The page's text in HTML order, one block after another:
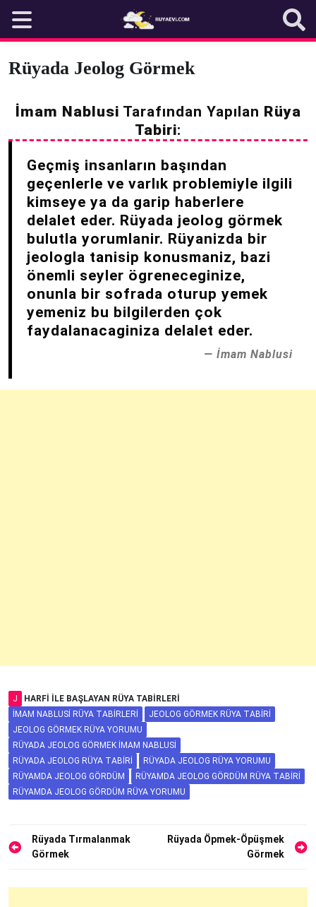
content
Rüyada Jeolog Görmek
İmam Nablusi Tarafından Yapılan Rüya
Tabiri:
Geçmiş insanların başından
geçenlerle ve varlık problemiyle ilgili
kimseye ya da garip haberlere
delalet eder. Rüyada jeolog görmek
bulutla yorumlanir. Rüyanizda bir
jeologla tanisip konusmaniz, bazi
önemli seyler ögreneceginize,
onunla bir sofrada oturup yemek
yemeniz bu bilgilerden çok
faydalanacaginiza delalet eder.
İmam Nablusi
J
HARFI ILE BAŞLAYAN RÜYA TABIRLERI
İMAM NABLUSI RÜYA TABIRLERI
JEOLOG GÖRMEK RÜYA TABIRI
JEOLOG GÖRMEK RÜYA YORUMU
RÜYADA JEOLOG GÖRMEK İMAM NABLUSI
RÜYADA JEOLOG RÜYA TABIRI
RÜYADA JEOLOG RÜYA YORUMU
RÜYAMDA JEOLOG GÖRDÜM
RÜYAMDA JEOLOG GÖRDÜM RÜYA TABIRI
RÜYAMDA JEOLOG GÖRDÜM RÜYA YORUMU
Yazı
gezinmesi
Rüyada Tırmalanmak
Görmek
Rüyada Öpmek-Öpüşmek
Görmek